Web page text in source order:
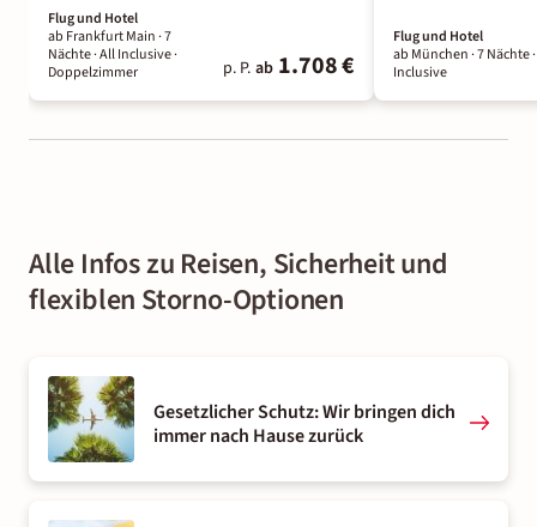
Flug und Hotel
ab Frankfurt Main ·7
Nächte· All Inclusive·
Doppelzimmer
p. P. ab 1.708 €
Flug und Hotel
ab München ·7 Nächte
Inclusive
Alle Infos zu Reisen, Sicherheit und
flexiblen Storno-Optionen
Gesetzlicher Schutz: Wir bringen dich
immer nach Hause zurück